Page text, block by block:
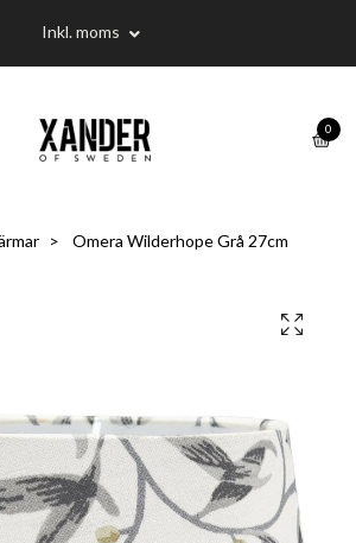
Inkl. moms
0
Omera Wilderhope Grå 27cm